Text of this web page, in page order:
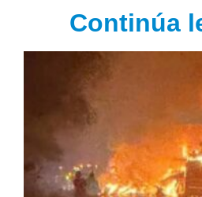
Continúa